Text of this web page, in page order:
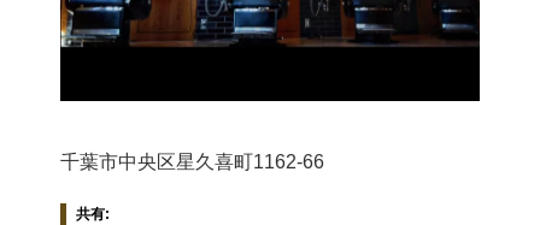
千葉市中央区星久喜町1162-66
共有: